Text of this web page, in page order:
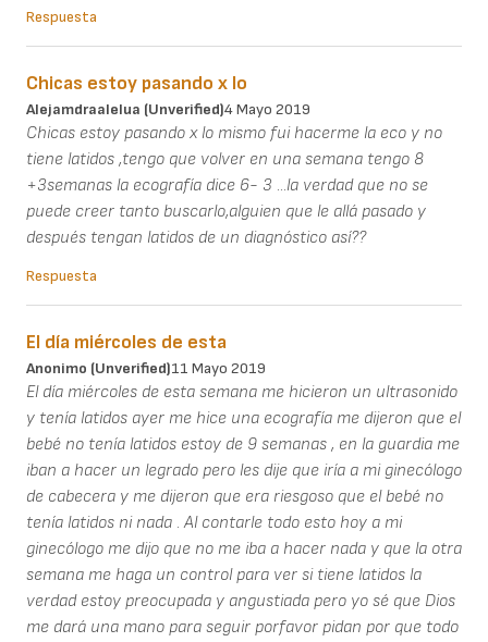
Respuesta
Chicas estoy pasando x lo
Alejamdraalelua (unverified)4 Mayo 2019
Chicas estoy pasando x lo mismo fui hacerme la eco y no
tiene latidos ,tengo que volver en una semana tengo 8
+3semanas la ecografía dice 6- 3 ...la verdad que no se
puede creer tanto buscarlo,alguien que le allá pasado y
después tengan latidos de un diagnóstico así??
Respuesta
El día miércoles de esta
Anonimo (unverified)11 Mayo 2019
El día miércoles de esta semana me hicieron un ultrasonido
y tenía latidos ayer me hice una ecografía me dijeron que el
bebé no tenía latidos estoy de 9 semanas , en la guardia me
iban a hacer un legrado pero les dije que iría a mi ginecólogo
de cabecera y me dijeron que era riesgoso que el bebé no
tenía latidos ni nada . Al contarle todo esto hoy a mi
ginecólogo me dijo que no me iba a hacer nada y que la otra
semana me haga un control para ver si tiene latidos la
verdad estoy preocupada y angustiada pero yo sé que Dios
me dará una mano para seguir porfavor pidan por que todo